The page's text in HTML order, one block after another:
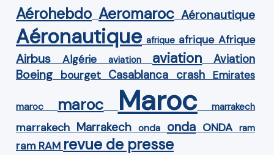
Aérohebdo Aeromaroc Aéronautique
Aéronautique afrique afrique Afrique
Airbus Algérie aviation aviation Aviation
Boeing bourget Casablanca crash Emirates
maroc maroc Maroc marrakech
marrakech Marrakech onda onda ONDA ram
ram RAM revue de presse